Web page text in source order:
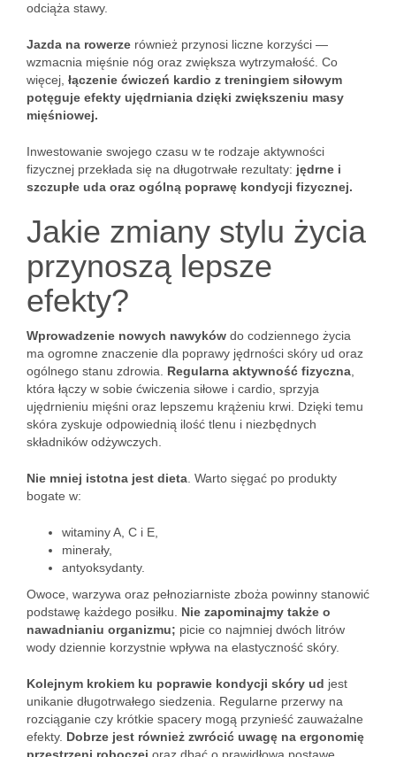
odciąża stawy.
Jazda na rowerze również przynosi liczne korzyści —
wzmacnia mięśnie nóg oraz zwiększa wytrzymałość. Co
więcej, łączenie ćwiczeń kardio z treningiem siłowym
potęguje efekty ujędrniania dzięki zwiększeniu masy
mięśniowej.
Inwestowanie swojego czasu w te rodzaje aktywności
fizycznej przekłada się na długotrwałe rezultaty: jędrne i
szczupłe uda oraz ogólną poprawę kondycji fizycznej.
Jakie zmiany stylu życia
przynoszą lepsze
efekty?
Wprowadzenie nowych nawyków do codziennego życia
ma ogromne znaczenie dla poprawy jędrności skóry ud oraz
ogólnego stanu zdrowia. Regularna aktywność fizyczna
która łączy w sobie ćwiczenia siłowe i cardio, sprzyja
ujędrnieniu mięśni oraz lepszemu krążeniu krwi. Dzięki temu
skóra zyskuje odpowiednią ilość tlenu i niezbędnych
składników odżywczych.
Nie mniej istotna jest dieta . Warto sięgać po produkty
bogate w:
witaminy A, C i E,
minerały,
antyoksydanty.
Owoce, warzywa oraz pełnoziarniste zboża powinny stanowić
podstawę każdego posiłku. Nie zapominajmy także o
nawadnianiu organizmu; picie co najmniej dwóch litrów
wody dziennie korzystnie wpływa na elastyczność skóry.
Kolejnym krokiem ku poprawie kondycji skóry ud jest
unikanie długotrwałego siedzenia. Regularne przerwy na
rozciąganie czy krótkie spacery mogą przynieść zauważalne
efekty. Dobrze jest również zwrócić uwagę na ergonomię